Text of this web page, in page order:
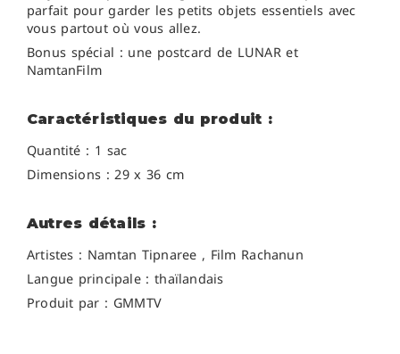
parfait pour garder les petits objets essentiels avec
vous partout où vous allez.
Bonus spécial : une postcard de LUNAR et
NamtanFilm
Caractéristiques du produit :
Quantité : 1 sac
Dimensions : 29 x 36 cm
Autres détails :
Artistes : Namtan Tipnaree , Film Rachanun
Langue principale : thaïlandais
Produit par : GMMTV